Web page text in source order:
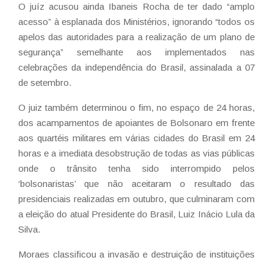
O juíz acusou ainda Ibaneis Rocha de ter dado “amplo
acesso” à esplanada dos Ministérios, ignorando “todos os
apelos das autoridades para a realização de um plano de
segurança” semelhante aos implementados nas
celebrações da independência do Brasil, assinalada a 07
de setembro.
O juiz também determinou o fim, no espaço de 24 horas,
dos acampamentos de apoiantes de Bolsonaro em frente
aos quartéis militares em várias cidades do Brasil em 24
horas e a imediata desobstrução de todas as vias públicas
onde o trânsito tenha sido interrompido pelos
‘bolsonaristas’ que não aceitaram o resultado das
presidenciais realizadas em outubro, que culminaram com
a eleição do atual Presidente do Brasil, Luiz Inácio Lula da
Silva.
Moraes classificou a invasão e destruição de instituições